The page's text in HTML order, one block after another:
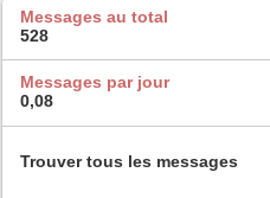
Messages au total
528
Messages par jour
0,08
Trouver tous les messages